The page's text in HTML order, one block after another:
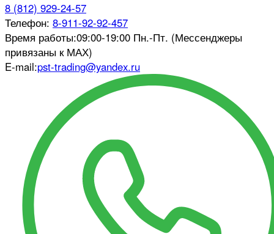
8 (812) 929-24-57
Телефон: 8-911-92-92-457
Время работы:09:00-19:00 Пн.-Пт. (Мессенджеры
привязаны к МАХ)
E-mail:pst-trading@yandex.ru